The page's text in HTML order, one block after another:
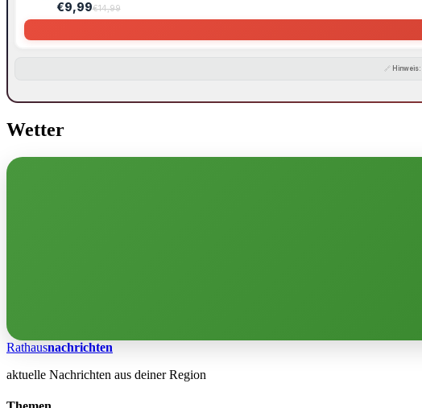
€9,99€14,99
🔗 Hinweis:
Wetter
Rathausnachrichten
aktuelle Nachrichten aus deiner Region